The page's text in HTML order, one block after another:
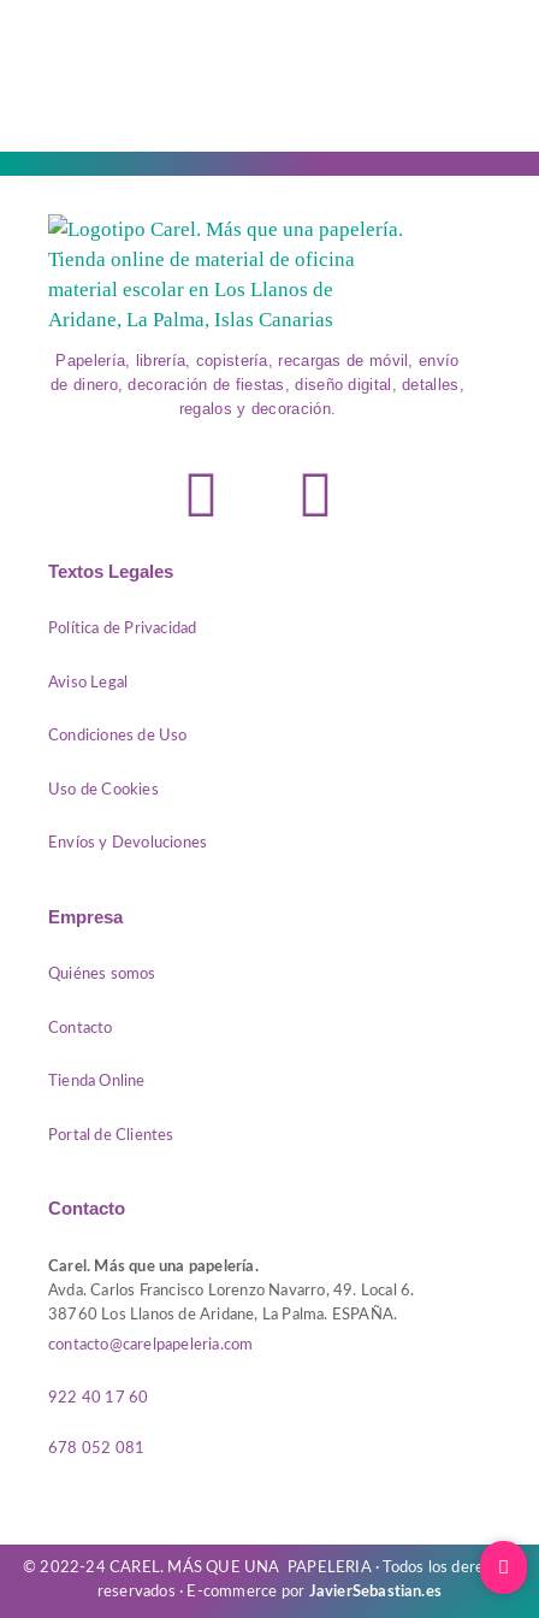
Papelería, librería, copistería, recargas de móvil, envío
de dinero, decoración de fiestas, diseño digital, detalles,
regalos y decoración.
Textos Legales
Política de Privacidad
Aviso Legal
Condiciones de Uso
Uso de Cookies
Envíos y Devoluciones
Empresa
Quiénes somos
Contacto
Tienda Online
Portal de Clientes
Contacto
Carel. Más que una papelería.
Avda. Carlos Francisco Lorenzo Navarro, 49. Local 6.
38760 Los Llanos de Aridane, La Palma. ESPAÑA.
contacto@carelpapeleria.com
922 40 17 60
678 052 081
© 2022-24 CAREL. MÁS QUE UNA PAPELERIA · Todos los derechos
reservados · E-commerce por JavierSebastian.es